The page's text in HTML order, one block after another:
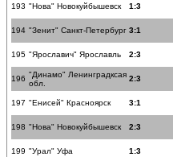
193 "Нова" Новокуйбышевск 1:3
194 "Зенит" Санкт-Петербург 3:1
195 "Ярославич" Ярославль 2:3
196 "Динамо" Ленинградксая
обл.
2:3
197 "Енисей" Красноярск 3:1
198 "Нова" Новокуйбышевск 2:3
199 "Урал" Уфа 1:3